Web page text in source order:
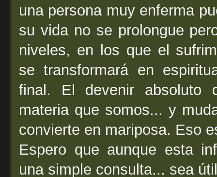
una persona muy enferma
su vida no se prolongue
niveles, en los que el
se transformará en
final. El devenir absoluto
materia que somos... y
convierte en mariposa. Eso
Espero que aunque esta
una simple consulta... sea